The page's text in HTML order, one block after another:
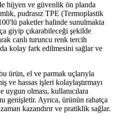
hijyen ve güvenlik ön planda
pudrasız TPE (Termoplastik
paketler halinde sunulmakta
giyip çıkarabileceği şekilde
canlı turuncu renk tercih
kolay fark edilmesini sağlar ve
ürün, el ve parmak uçlarıyla
ve hassas işleri kolaylaştırmayı
uygun olması, kullanıcılara
genişletir. Ayrıca, ürünün rahatça
kazandırır ve pratiklik sağlar.